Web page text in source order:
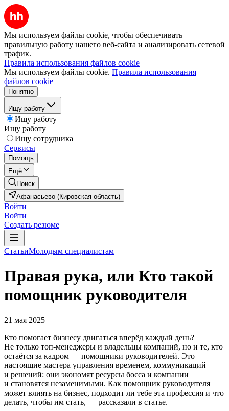
Мы используем файлы cookie, чтобы обеспечивать
правильную работу нашего веб-сайта и анализировать сетевой
трафик.
Правила использования файлов cookie
Мы используем файлы cookie. Правила использования
файлов cookie
Понятно
Ищу работу
Ищу работу
Ищу работу
Ищу сотрудника
Сервисы
Помощь
Ещё
Поиск
Афанасьево (Кировская область)
Войти
Войти
Создать резюме
СтатьиМолодым специалистам
Правая рука, или Кто такой
помощник руководителя
21 мая 2025
Кто помогает бизнесу двигаться вперёд каждый день?
Не только топ-менеджеры и владельцы компаний, но и те, кто
остаётся за кадром — помощники руководителей. Это
настоящие мастера управления временем, коммуникаций
и решений: они экономят ресурсы босса и компании
и становятся незаменимыми. Как помощник руководителя
может влиять на бизнес, подходит ли тебе эта профессия и что
делать, чтобы им стать, — рассказали в статье.